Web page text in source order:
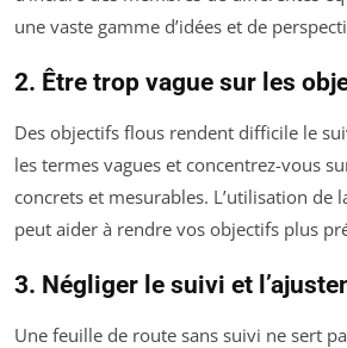
une vaste gamme d’idées et de
2. Être trop vague sur les
Des objectifs flous rendent difficile le
les termes vagues et concentrez-vous
concrets et mesurables. L’utilisation de
peut aider à rendre vos objectifs plus
3. Négliger le suivi et
Une feuille de route sans suivi ne sert